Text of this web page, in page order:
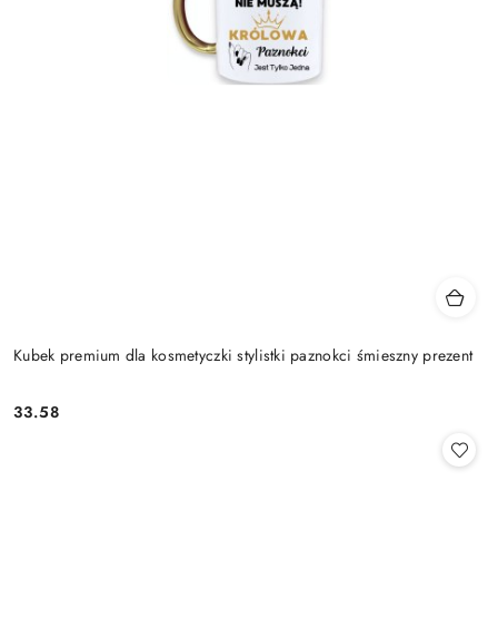
Kubek premium dla kosmetyczki stylistki paznokci śmieszny prezent
Cena:
33.58